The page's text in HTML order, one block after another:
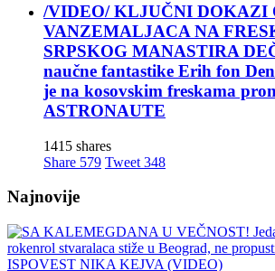
/VIDEO/ KLJUČNI DOKAZI
VANZEMALJACA NA
SRPSKOG MANASTIRA
naučne fantastike Erih fon
je na kosovskim freskama
ASTRONAUTE
1415 shares
Share 579 Tweet 348
Najnovije